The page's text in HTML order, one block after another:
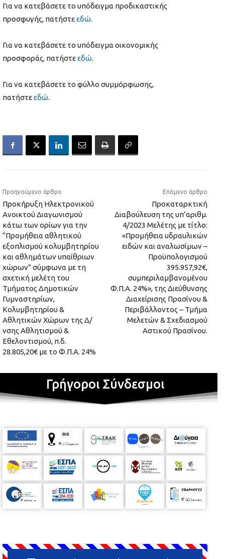
Για να κατεβάσετε το υπόδειγμα προδικαστικής
προσφυγής, πατήστεεδώ.
Για να κατεβάσετε το υπόδειγμα οικονομικής
προσφοράς, πατήστεεδώ.
Για να κατεβάσετε το φύλλο συμμόρφωσης,
πατήστεεδώ.
Προηγούμενο άρθρο
Προκήρυξη Ηλεκτρονικού
Ανοικτού Διαγωνισμού
κάτω των ορίων για την
“Προμήθεια αθλητικού
εξοπλισμού κολυμβητηρίου
και αθλημάτων υπαίθριων
χώρων” σύμφωνα με τη
σχετική μελέτη του
Τμήματος Δημοτικών
Γυμναστηρίων,
Κολυμβητηρίου &
Αθλητικών Χώρων της Δ/
νσης Αθλητισμού &
Εθελοντισμού, π.δ.
28.805,20€ με το Φ.Π.Α. 24%
Επόμενο άρθρο
Προκαταρκτική
Διαβούλευση της υπ’αριθμ.
4/2023 Μελέτης με τίτλο:
«Προμήθεια υδραυλικών
ειδών και αναλωσίμων –
Προϋπολογισμού
395.957,92€,
συμπεριλαμβανομένου
Φ.Π.Α. 24%», της Διεύθυνσης
Διαχείρισης Πρασίνου &
Περιβάλλοντος – Τμήμα
Μελετών & Σχεδιασμού
Αστικού Πρασίνου.
Γρήγοροι Σύνδεσμοι